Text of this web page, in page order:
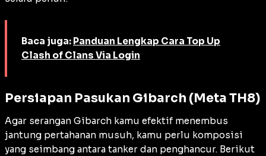
Baca juga: Panduan Lengkap Cara Top Up
Clash of Clans Via Login
Persiapan Pasukan Gibarch (Meta TH8)
Agar serangan Gibarch kamu efektif menembus
jantung pertahanan musuh, kamu perlu komposisi
yang seimbang antara tanker dan penghancur. Berikut